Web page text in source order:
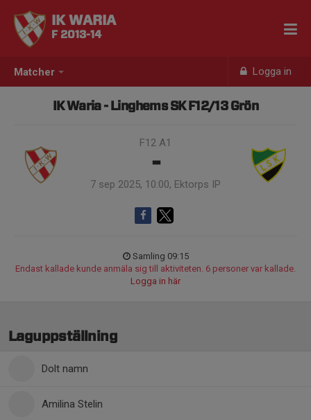
Matcher Logga in
IK WARIA
F 2013-14
IK Waria - Linghems SK F12/13 Grön
F12 A1
-
7 sep 2025, 10:00, Ektorps IP
Samling 09:15
Endast kallade kunde anmäla sig till aktiviteten. 6 personer var kallade.
Logga in här
Laguppställning
Dolt namn
Amilina Stelin